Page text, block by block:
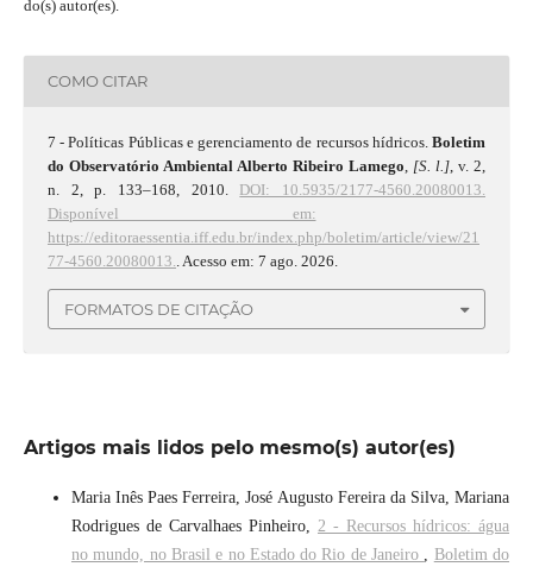
do(s) autor(es).
COMO CITAR
7 - Políticas Públicas e gerenciamento de recursos hídricos.Boletim
do Observatório Ambiental Alberto Ribeiro Lamego [S. l.] , v. 2,
n. 2, p. 133–168, 2010. DOI: 10.5935/2177-4560.20080013.
Disponível em:
https://editoraessentia.iff.edu.br/index.php/boletim/article/view/21
77-4560.20080013.
. Acesso em: 7 ago. 2026.
FORMATOS DE CITAÇÃO
Artigos mais lidos pelo mesmo(s) autor(es)
Maria Inês Paes Ferreira, José Augusto Fereira da Silva, Mariana
Rodrigues de Carvalhaes Pinheiro, 2 - Recursos hídricos: água
no mundo, no Brasil e no Estado do Rio de Janeiro , Boletim do